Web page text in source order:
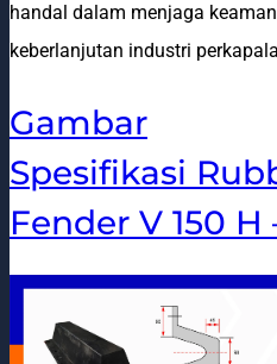
handal dalam menjaga
keberlanjutan industri
Gambar
Spesifikasi
Fender V 150 H